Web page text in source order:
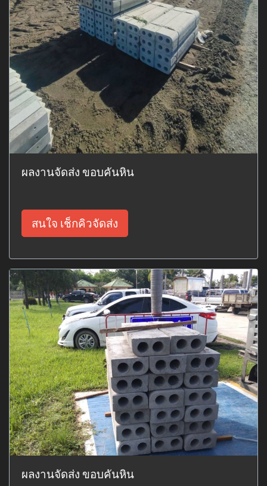
ผลงานจัดส่ง ขอบคันหิน
สนใจ เช็กคิวจัดส่ง
ผลงานจัดส่ง ขอบคันหิน